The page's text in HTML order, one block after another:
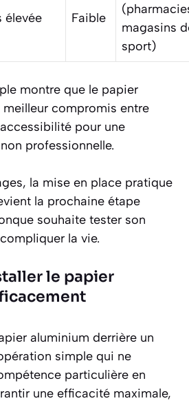
élevée Faible
magasins
sport)
montre que le papier
compromis entre
pour une
professionnelle.
la mise en place pratique
la prochaine étape
souhaite tester son
la vie.
le papier
aluminium derrière un
simple qui ne
particulière en
une efficacité maximale,